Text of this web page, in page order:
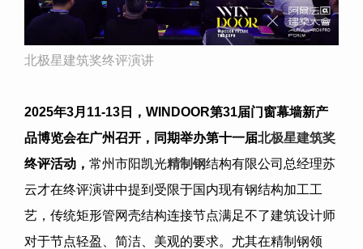
北极星建筑奖终评演讲
2025年3月 11-13 日， WINDOOR第31届门窗幕墙新产
品博览会在广州召开，同期举办第十一届北极星建筑奖
终评活动 ， 常州市阳凯光精制钢结构有限公司总经理苏
云才在终评演讲中提到受限于国内现有钢结构加工工
艺，传统矩形管网壳结构连接节点满足不了建筑设计师
对于节点轻盈、简洁、美观的要求。尤其在精制钢领